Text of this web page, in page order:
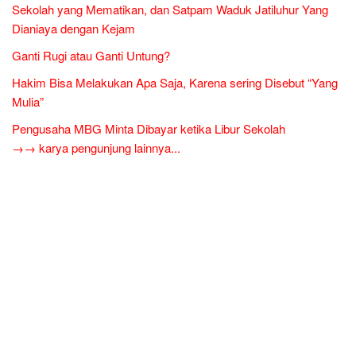
Sekolah yang Mematikan, dan Satpam Waduk Jatiluhur Yang
Dianiaya dengan Kejam
Ganti Rugi atau Ganti Untung?
Hakim Bisa Melakukan Apa Saja, Karena sering Disebut “Yang
Mulia”
Pengusaha MBG Minta Dibayar ketika Libur Sekolah
→→ karya pengunjung lainnya...